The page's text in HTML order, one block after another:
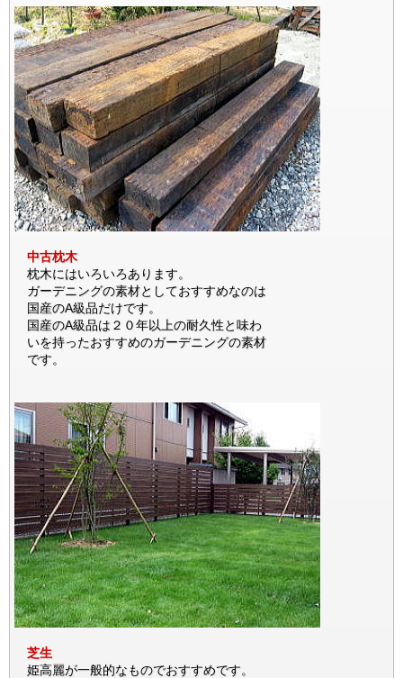
中古枕木
枕木にはいろいろあります。
ガーデニングの素材としておすすめなのは
国産のA級品だけです。
国産のA級品は２０年以上の耐久性と味わ
いを持ったおすすめのガーデニングの素材
です。
芝生
姫高麗が一般的なものでおすすめです。